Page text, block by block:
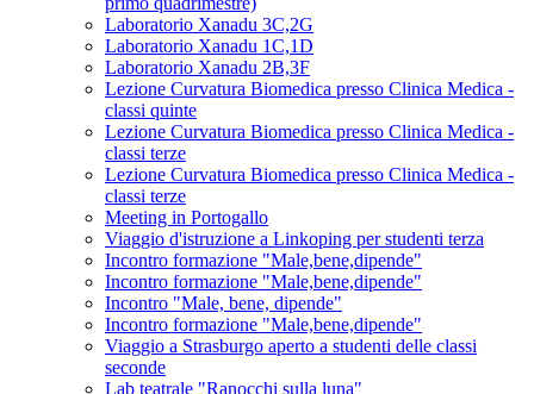
Laboratorio Xanadu 3C,2G
Laboratorio Xanadu 1C,1D
Laboratorio Xanadu 2B,3F
Lezione Curvatura Biomedica presso Clinica Medica -
classi quinte
Lezione Curvatura Biomedica presso Clinica Medica -
classi terze
Lezione Curvatura Biomedica presso Clinica Medica -
classi terze
Meeting in Portogallo
Viaggio d'istruzione a Linkoping per studenti terza
Incontro formazione "Male,bene,dipende"
Incontro formazione "Male,bene,dipende"
Incontro "Male, bene, dipende"
Incontro formazione "Male,bene,dipende"
Viaggio a Strasburgo aperto a studenti delle classi
seconde
Lab teatrale "Ranocchi sulla luna"